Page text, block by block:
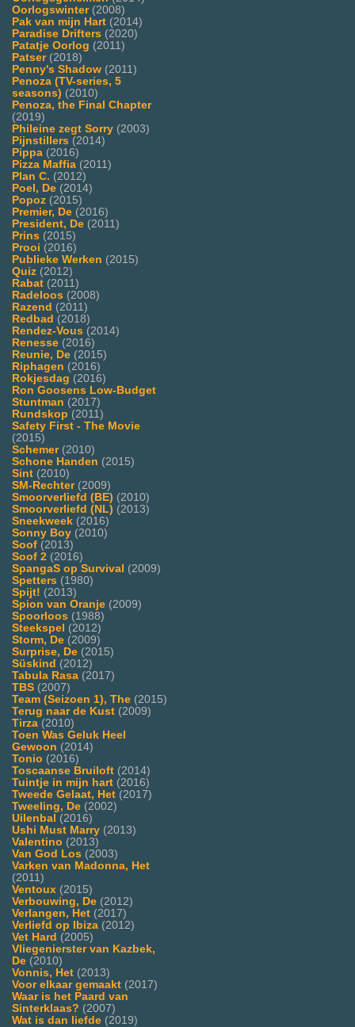
Oorlogswinter(2008)
Pak van mijn Hart (2014)
Paradise Drifters (2020)
Patatje Oorlog (2011)
Patser(2018)
Penny's Shadow (2011)
Penoza (TV-series, 5
seasons) (2010)
Penoza, the Final Chapter
(2019)
Phileine zegt Sorry (2003)
Pijnstillers (2014)
Pippa (2016)
Pizza Maffia (2011)
Plan C. (2012)
Poel, De (2014)
Popoz (2015)
Premier, De (2016)
President, De (2011)
Prins (2015)
Prooi (2016)
Publieke Werken (2015)
Quiz (2012)
Rabat (2011)
Radeloos (2008)
Razend (2011)
Redbad (2018)
Rendez-Vous (2014)
Renesse (2016)
Reunie, De (2015)
Riphagen (2016)
Rokjesdag (2016)
Ron Goosens Low-Budget
Stuntman (2017)
Rundskop (2011)
Safety First - The Movie
(2015)
Schemer(2010)
Schone Handen (2015)
Sint (2010)
SM-Rechter(2009)
Smoorverliefd (BE) (2010)
Smoorverliefd (NL) (2013)
Sneekweek (2016)
Sonny Boy (2010)
Soof (2013)
Soof 2 (2016)
SpangaS op Survival (2009)
Spetters (1980)
Spijt! (2013)
Spion van Oranje (2009)
Spoorloos (1988)
Steekspel (2012)
Storm, De (2009)
Surprise, De (2015)
Süskind (2012)
Tabula Rasa (2017)
TBS (2007)
Team (Seizoen 1), The (2015)
Terug naar de Kust (2009)
Tirza (2010)
Toen Was Geluk Heel
Gewoon (2014)
Tonio (2016)
Toscaanse Bruiloft (2014)
Tuintje in mijn hart (2016)
Tweede Gelaat, Het (2017)
Tweeling, De (2002)
Uilenbal (2016)
Ushi Must Marry (2013)
Valentino (2013)
Van God Los (2003)
Varken van Madonna, Het
(2011)
Ventoux (2015)
Verbouwing, De (2012)
Verlangen, Het (2017)
Verliefd op Ibiza (2012)
Vet Hard (2005)
Vliegenierster van Kazbek,
De (2010)
Vonnis, Het (2013)
Voor elkaar gemaakt (2017)
Waar is het Paard van
Sinterklaas? (2007)
Wat is dan liefde (2019)